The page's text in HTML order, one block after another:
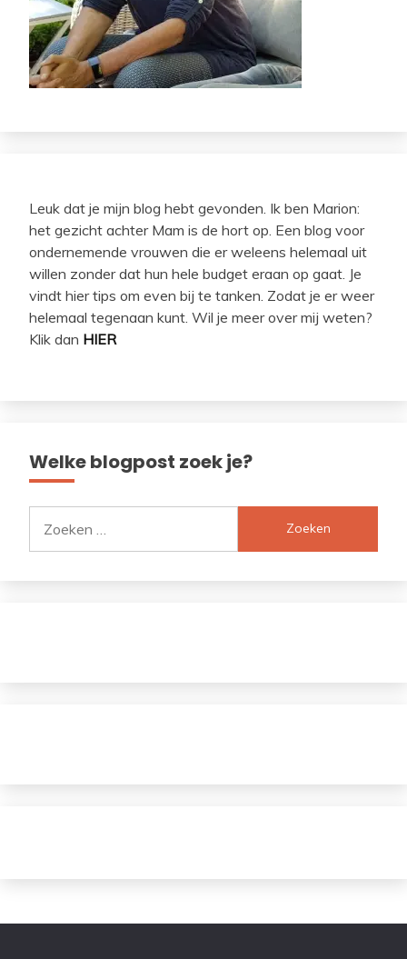
Leuk dat je mijn blog hebt gevonden. Ik ben Marion:
het gezicht achter Mam is de hort op. Een blog voor
ondernemende vrouwen die er weleens helemaal uit
willen zonder dat hun hele budget eraan op gaat. Je
vindt hier tips om even bij te tanken. Zodat je er weer
helemaal tegenaan kunt. Wil je meer over mij weten?
Klik dan HIER
Welke blogpost zoek je?
naar: